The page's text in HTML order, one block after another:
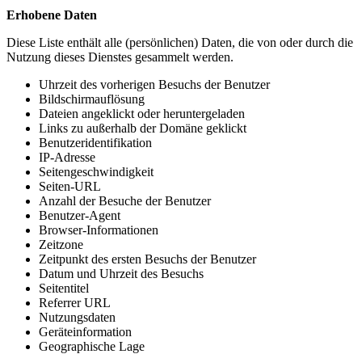
Erhobene Daten
Diese Liste enthält alle (persönlichen) Daten, die von oder durch die
Nutzung dieses Dienstes gesammelt werden.
Uhrzeit des vorherigen Besuchs der Benutzer
Bildschirmauflösung
Dateien angeklickt oder heruntergeladen
Links zu außerhalb der Domäne geklickt
Benutzeridentifikation
IP-Adresse
Seitengeschwindigkeit
Seiten-URL
Anzahl der Besuche der Benutzer
Benutzer-Agent
Browser-Informationen
Zeitzone
Zeitpunkt des ersten Besuchs der Benutzer
Datum und Uhrzeit des Besuchs
Seitentitel
Referrer URL
Nutzungsdaten
Geräteinformation
Geographische Lage